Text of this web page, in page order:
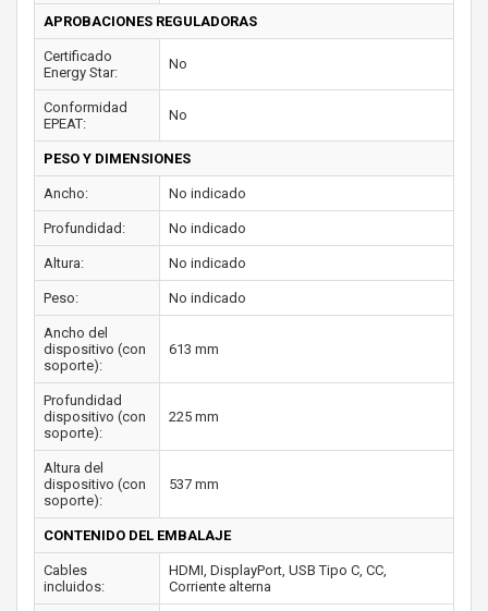
APROBACIONES REGULADORAS
Certificado
Energy Star:
No
Conformidad
EPEAT:
No
PESO Y DIMENSIONES
Ancho: No indicado
Profundidad: No indicado
Altura: No indicado
Peso: No indicado
Ancho del
dispositivo (con
soporte):
613 mm
Profundidad
dispositivo (con
soporte):
225 mm
Altura del
dispositivo (con
soporte):
537 mm
CONTENIDO DEL EMBALAJE
Cables
incluidos:
HDMI, DisplayPort, USB Tipo C, CC,
Corriente alterna